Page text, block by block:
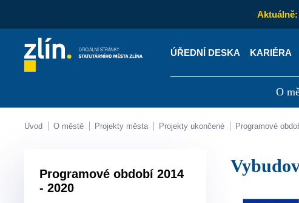
Aktuálně:
ÚŘEDNÍ DESKA KARIÉRA
O
Kontakty Úřední deska
Úvod O městě Projekty města Projekty ukončené Programové
Programové období 2014
- 2020